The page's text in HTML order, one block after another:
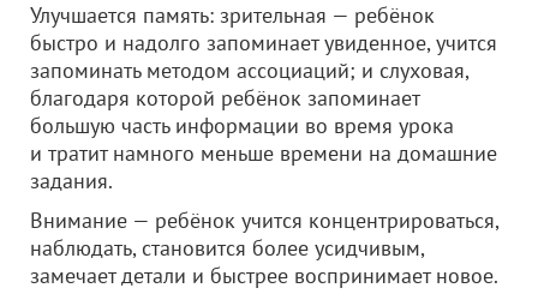
Улучшается память: зрительная — ребёнок
быстро и надолго запоминает увиденное, учится
запоминать методом ассоциаций; и слуховая,
благодаря которой ребёнок запоминает
большую часть информации во время урока
и тратит намного меньше времени на домашние
задания.
Внимание — ребёнок учится концентрироваться,
наблюдать, становится более усидчивым,
замечает детали и быстрее воспринимает новое.